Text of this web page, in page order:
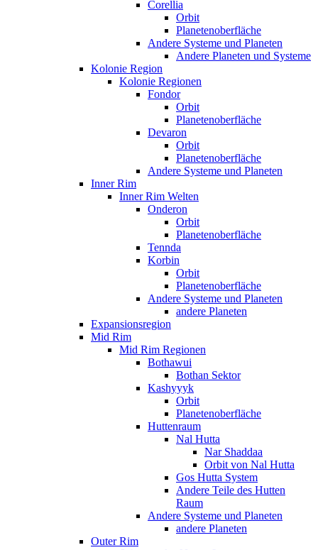
Corellia
Orbit
Planetenoberfläche
Andere Systeme und Planeten
Andere Planeten und Systeme
Kolonie Region
Kolonie Regionen
Fondor
Orbit
Planetenoberfläche
Devaron
Orbit
Planetenoberfläche
Andere Systeme und Planeten
Inner Rim
Inner Rim Welten
Onderon
Orbit
Planetenoberfläche
Tennda
Korbin
Orbit
Planetenoberfläche
Andere Systeme und Planeten
andere Planeten
Expansionsregion
Mid Rim
Mid Rim Regionen
Bothawui
Bothan Sektor
Kashyyyk
Orbit
Planetenoberfläche
Huttenraum
Nal Hutta
Nar Shaddaa
Orbit von Nal Hutta
Gos Hutta System
Andere Teile des Hutten
Raum
Andere Systeme und Planeten
andere Planeten
Outer Rim